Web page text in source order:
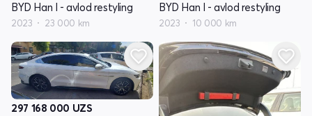
BYD Han I - avlod restyling
2023 23 000 km
BYD Han I - avlod restyling
2023 10 000 km
297 168 000 UZS